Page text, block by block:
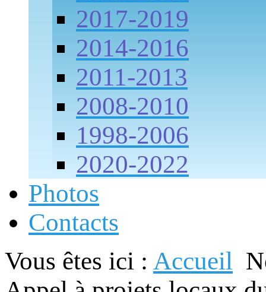
2017-2019
2014-2016
2011-2013
2008-2010
1998-2006
2020-2022
Photos
Contacts
Vous êtes ici : Accueil